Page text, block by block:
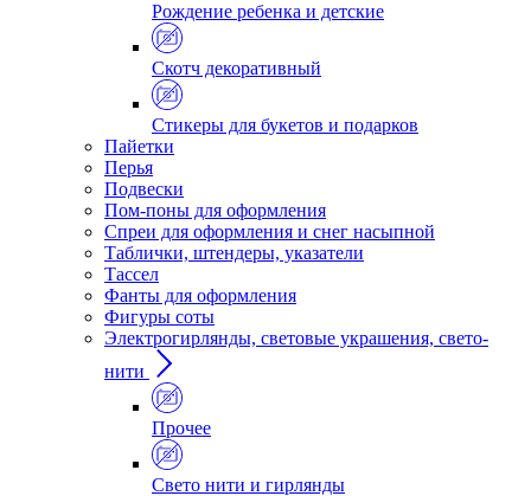
Рождение ребенка и детские
Скотч декоративный
Стикеры для букетов и подарков
Пайетки
Перья
Подвески
Пом-поны для оформления
Спреи для оформления и снег насыпной
Таблички, штендеры, указатели
Тассел
Фанты для оформления
Фигуры соты
Электрогирлянды, световые украшения, свето-
нити
Прочее
Свето нити и гирлянды